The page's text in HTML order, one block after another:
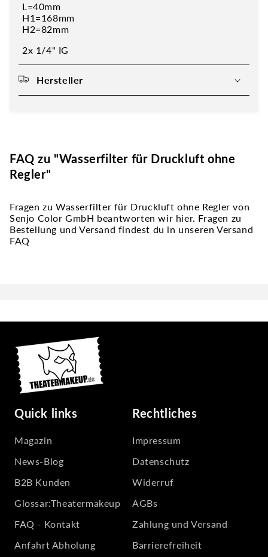
L=40mm
H1=168mm
H2=82mm
2x 1/4" IG
Hersteller
FAQ zu "Wasserfilter für Druckluft ohne
Regler"
Fragen zu Wasserfilter für Druckluft ohne Regler von
Senjo Color GmbH beantworten wir hier. Fragen zu
Bestellung und Versand findest du in unseren Versand
FAQ
Quick links
Magazin
News-Blog
B2B Kunden
Glossar:Theatermakeup
FAQ - Kontakt
Anfahrt Abholung
Rechtliches
Impressum
Datenschutz
Widerruf
AGBs
Zahlung und Versand
Barrierefreiheit